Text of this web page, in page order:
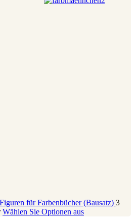
für Farbenbücher (Bausatz) 3
Wählen Sie Optionen aus